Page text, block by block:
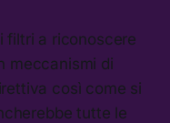
filtri a riconoscere
meccanismi di
così come si
tutte le